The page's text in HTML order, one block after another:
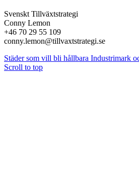
Svenskt Tillväxtstrategi
Conny Lemon
+46 70 29 55 109
conny.lemon@tillvaxtstrategi.se
Städer som vill bli hållbara Industrimark
Scroll to top